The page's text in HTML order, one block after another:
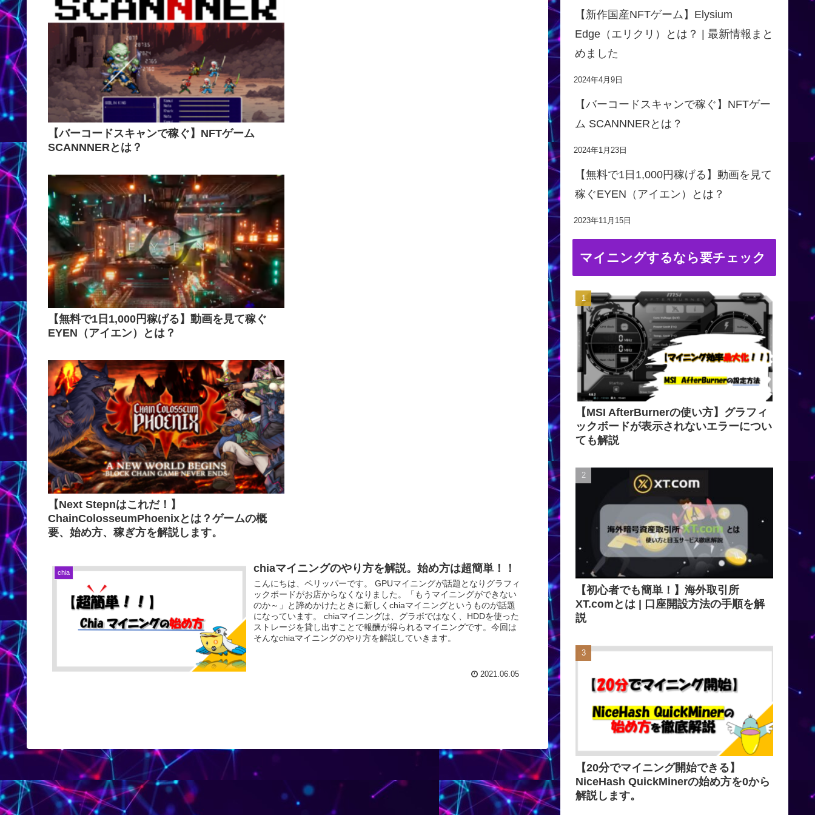
【バーコードスキャンで稼ぐ】NFTゲーム
SCANNNERとは？
【無料で1日1,000円稼げる】動画を見て稼ぐ
EYEN（アイエン）とは？
【Next Stepnはこれだ！】
ChainColosseumPhoenixとは？ゲームの概
要、始め方、稼ぎ方を解説します。
chia chiaマイニングのやり方を解説。始め方は超簡単！！
こんにちは、ペリッパーです。 GPUマイニングが話題となりグラフィ
ックボードがお店からなくなりました。「もうマイニングができない
のか～」と諦めかけたときに新しくchiaマイニングというものが話題
になっています。 chiaマイニングは、グラボではなく、HDDを使った
ストレージを貸し出すことで報酬が得られるマイニングです。今回は
そんなchiaマイニングのやり方を解説していきます。
2021.06.05
【新作国産NFTゲーム】Elysium
Edge（エリクリ）とは？ | 最新情報まと
めました
2024年4月9日
【バーコードスキャンで稼ぐ】NFTゲー
ム SCANNNERとは？
2024年1月23日
【無料で1日1,000円稼げる】動画を見て
稼ぐEYEN（アイエン）とは？
2023年11月15日
マイニングするなら要チェック
【MSI AfterBurnerの使い方】グラフィ
ックボードが表示されないエラーについ
ても解説
【初心者でも簡単！】海外取引所
XT.comとは | 口座開設方法の手順を解
説
【20分でマイニング開始できる】
NiceHash QuickMinerの始め方を0から
解説します。